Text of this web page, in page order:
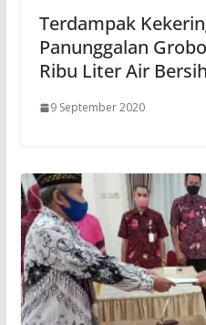
Terdampak
Panunggalan
Ribu Liter Air
9 September 2020